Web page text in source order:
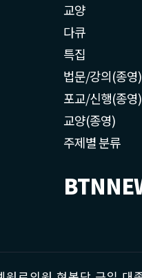
교양
다큐
특집
법문/강의(종영)
포교/신행(종영)
교양(종영)
주제별 분류